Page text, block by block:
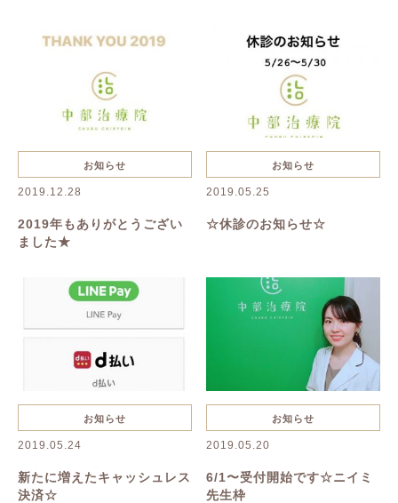
ハーブピーリング
一般治療 リンパボーラー
リフトアップ
綺麗になりたい たるみ
シワ
キャンペーン
お知らせ
2019.12.28
2019年もありがとうござい
ました★
お知らせ
2019.05.25
☆休診のお知らせ☆
お知らせ
2019.05.24
新たに増えたキャッシュレス
決済☆
お知らせ
2019.05.20
6/1〜受付開始です☆ニイミ
先生枠